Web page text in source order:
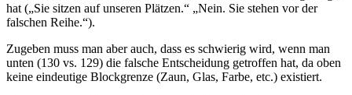
hat („Sie sitzen auf unseren Plätzen.“ „Nein. Sie stehen vor der
falschen Reihe.“).
Zugeben muss man aber auch, dass es schwierig wird, wenn man
unten (130 vs. 129) die falsche Entscheidung getroffen hat, da oben
keine eindeutige Blockgrenze (Zaun, Glas, Farbe, etc.) existiert.